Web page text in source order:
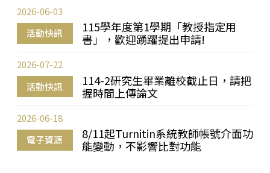
活動快訊
115學年度第1學期「教授指定用
書」，歡迎踴躍提出申請!
2026-06-03
活動快訊
114-2研究生畢業離校截止日，請把
握時間上傳論文
2026-07-22
電子資源
8/11起Turnitin系統教師帳號介面功
能變動，不影響比對功能
2026-06-18